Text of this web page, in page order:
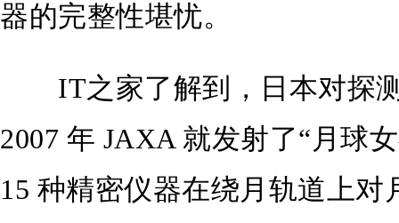
器的完整性堪忧。
IT之家了解到，日本对探测
2007 年 JAXA 就发射了“月球
15 种精密仪器在绕月轨道上